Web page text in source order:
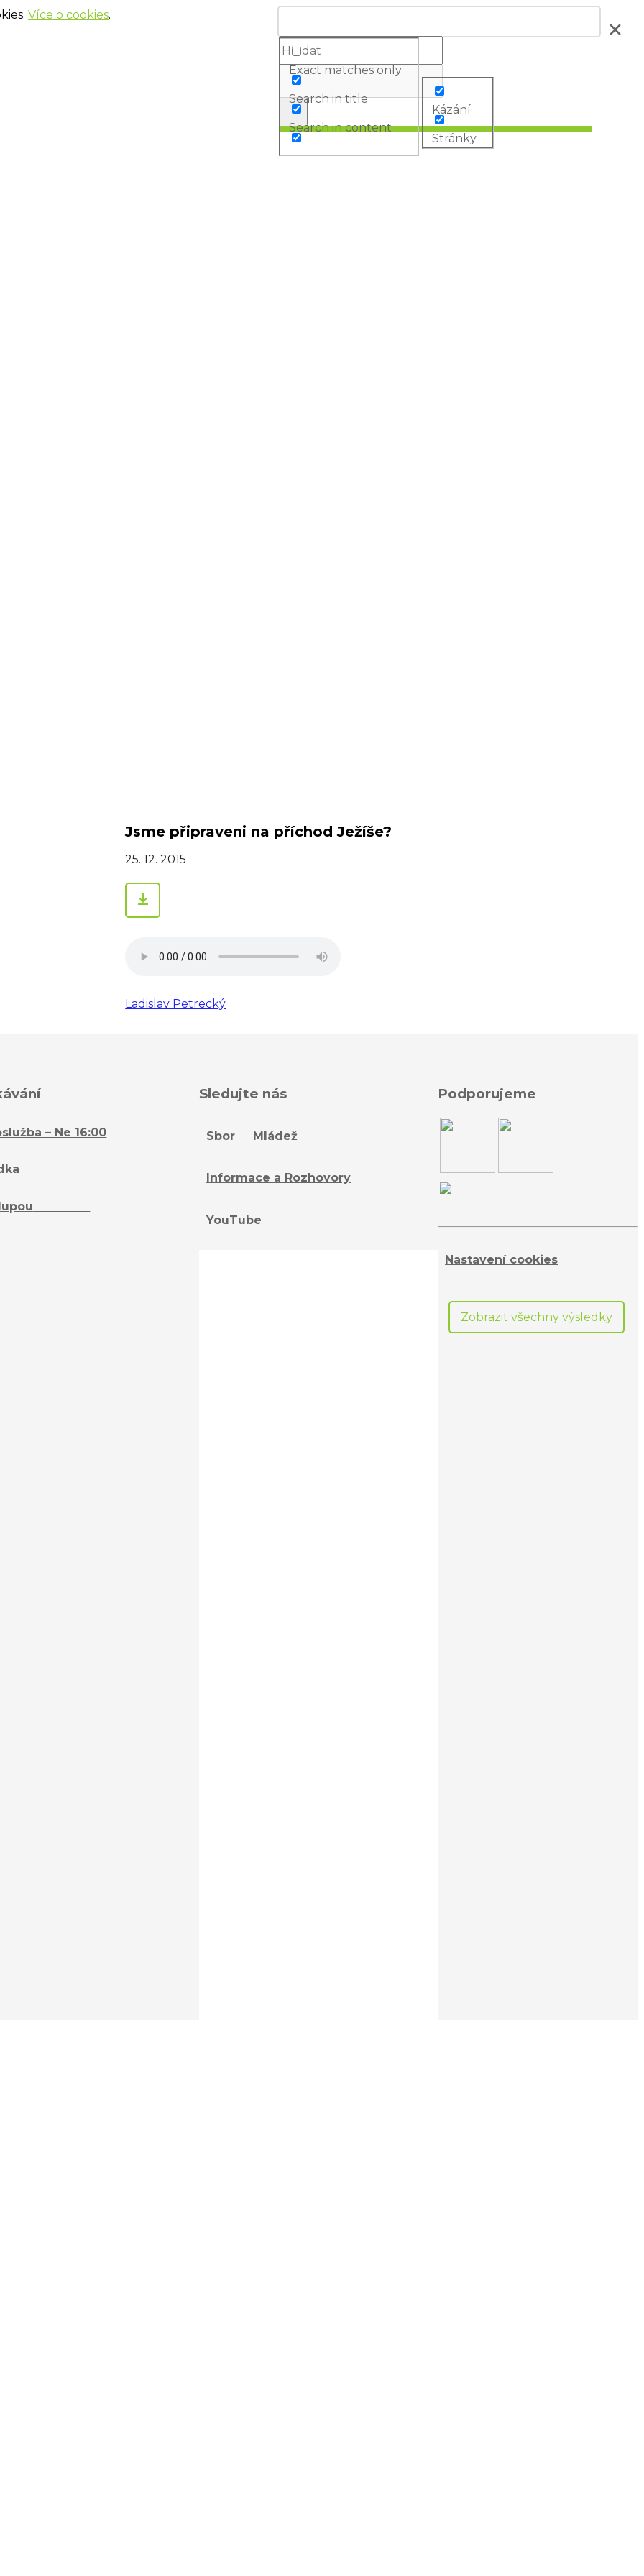
Více o cookies.
Jsme připraveni na příchod Ježíše?
25. 12. 2015
Ladislav Petrecký
– Ne 16:00
Sledujte nás
Sbor Mládež
Informace a Rozhovory
YouTube
Podporujeme
Nastavení cookies
Zobrazit všechny výsledky
Exact matches only
Search in title
Search in content
Kázání
Stránky